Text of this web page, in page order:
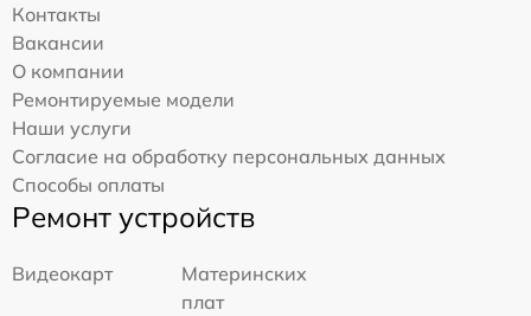
Контакты
Вакансии
О компании
Ремонтируемые модели
Наши услуги
Согласие на обработку персональных данных
Способы оплаты
Ремонт устройств
Видеокарт
Материнских
плат